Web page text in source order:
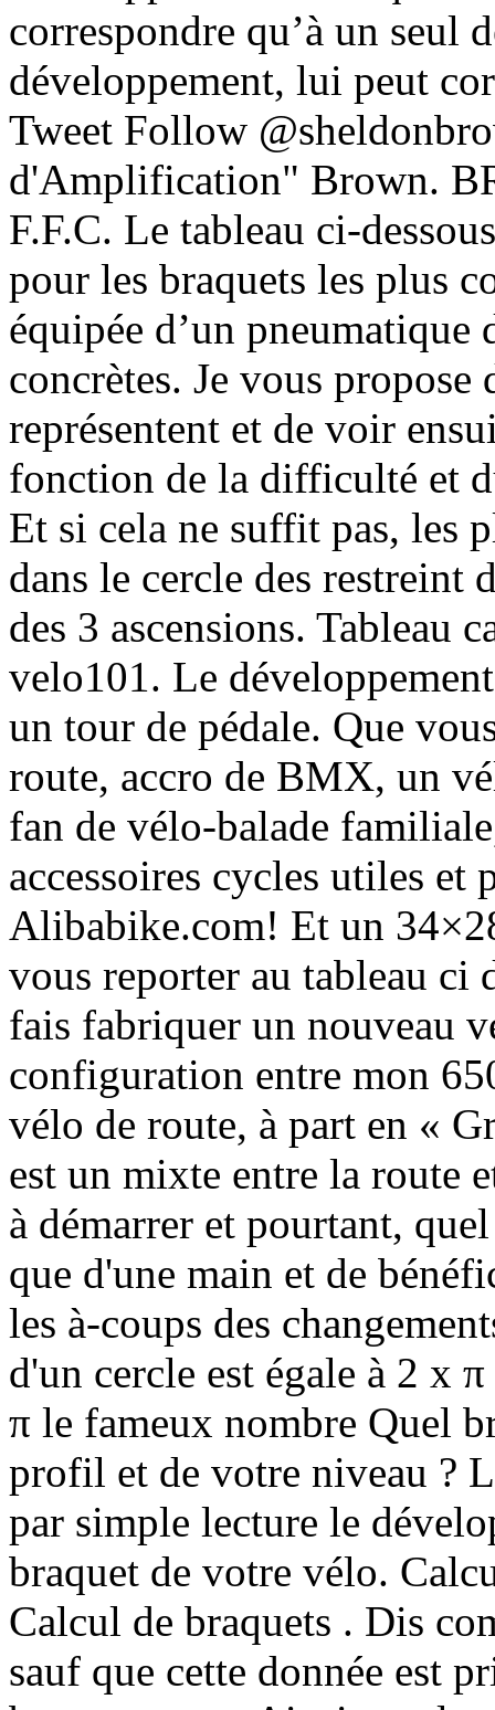
correspondre qu’à un seul
développement, lui peut
Tweet Follow
d'Amplification" Brown.
F.F.C. Le tableau ci-
pour les braquets les plus
équipée d’un
concrètes. Je vous
représentent et de voir
fonction de la difficulté et
Et si cela ne suffit pas, les
dans le cercle des restreint
des 3 ascensions. Tableau
velo101. Le
un tour de pédale. Que
route, accro de BMX, un
fan de vélo-balade
accessoires cycles utiles
Alibabike.com! Et un
vous reporter au tableau ci
fais fabriquer un nouveau
configuration entre mon
vélo de route, à part en «
est un mixte entre la route
à démarrer et pourtant,
que d'une main et de
les à-coups des
d'un cercle est égale à 2 x
π le fameux nombre Quel
profil et de votre niveau ?
par simple lecture le
braquet de votre vélo.
Calcul de braquets . Dis
sauf que cette donnée est